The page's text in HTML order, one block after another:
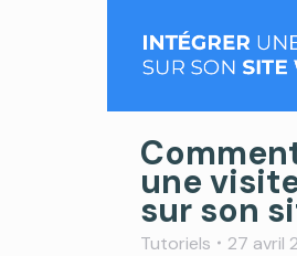
une
sur son
Tutoriels 27 avril